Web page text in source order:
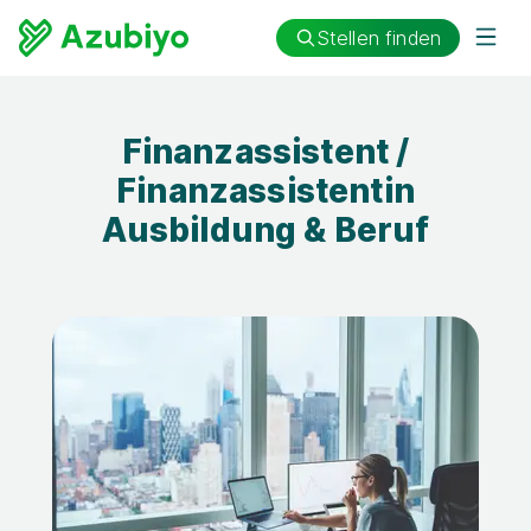
Stellen finden
Finanzassistent /
Finanzassistentin
Ausbildung & Beruf